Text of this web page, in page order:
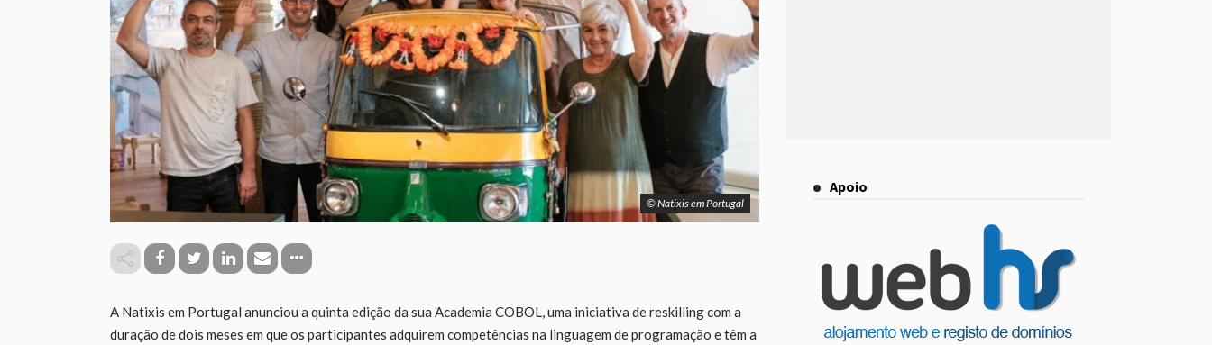
© Natixis em Portugal
A Natixis em Portugal anunciou a quinta edição da sua Academia COBOL, uma iniciativa de reskilling com a
duração de dois meses em que os participantes adquirem competências na linguagem de programação e têm a
Apoio